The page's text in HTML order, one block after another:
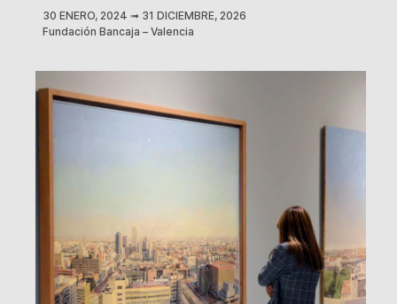
30 ENERO, 2024 ➟ 31 DICIEMBRE, 2026
Fundación Bancaja – Valencia